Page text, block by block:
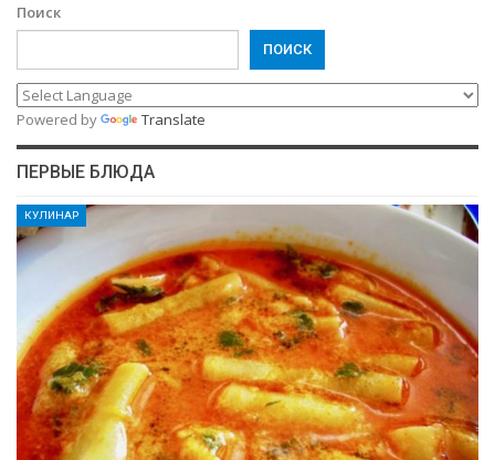
Поиск
ПОИСК
Powered by Translate
ПЕРВЫЕ БЛЮДА
КУЛИНАР